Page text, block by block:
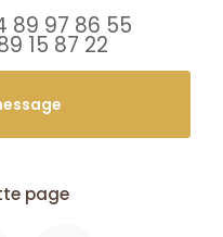
89 97 86 55
15 87 22
page